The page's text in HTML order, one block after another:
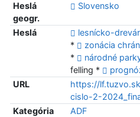
Heslá
geogr.
Slovensko
Heslá lesnícko-
*
zonácia
*
národné
felling *
URL
https://
cislo-2-
Kategória
ADF